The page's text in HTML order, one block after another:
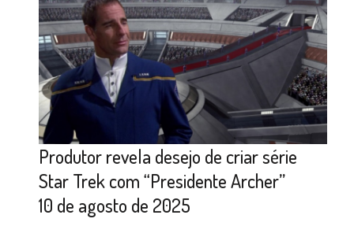
Produtor revela desejo de criar série
Star Trek com “Presidente Archer”
10 de agosto de 2025